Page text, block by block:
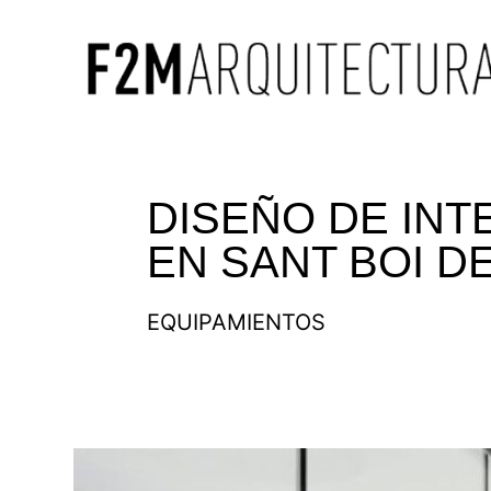
DISEÑO DE
EN SANT BOI
EQUIPAMIENTOS